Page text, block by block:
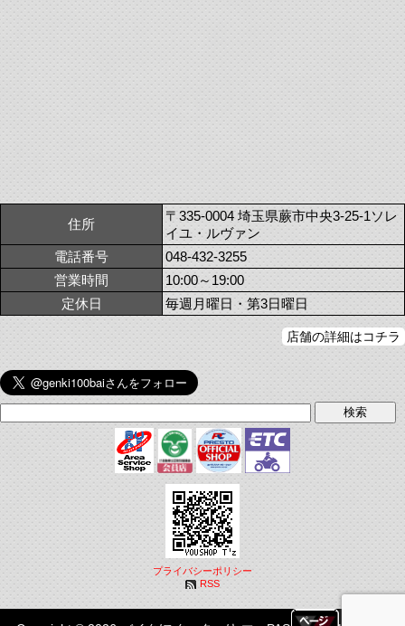
住所
〒335-0004 埼玉県蕨市中央3-25-1ソレ
イユ・ルヴァン
電話番号
048-432-3255
営業時間
10:00～19:00
定休日
毎週月曜日・第3日曜日
店舗の詳細はコチラ
プライバシーポリシー
RSS